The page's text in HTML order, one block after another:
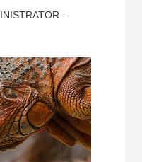
-